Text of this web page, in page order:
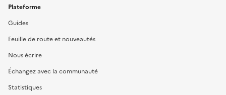
Plateforme
Guides
Feuille de route et nouveautés
Nous écrire
Échangez avec la communauté
Statistiques